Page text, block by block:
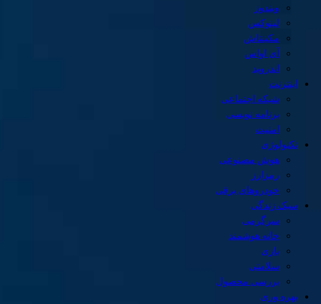
ویندوز
لینوکس
مکینتاش
آی اواس
اندروید
اینترنت
شبکه اجتماعی
برنامه نویسی
امنیت
تکنولوژی
هوش مصنوعی
رمزارز
خودروهای برقی
سبک زندگی
سرگرمی
خانه هوشمند
بازی
سلامتی
بررسی محصول
بهره وری